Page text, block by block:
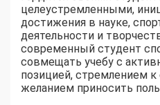
целеустремленными,
достижения в науке,
деятельности и
современный студент
совмещать учебу с
позицией, стремлением
желанием приносить